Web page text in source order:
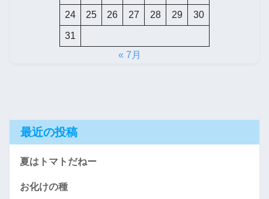
24 25 26 27 28 29 30
31
« 7月
最近の投稿
夏はトマトだねー
お化けの種